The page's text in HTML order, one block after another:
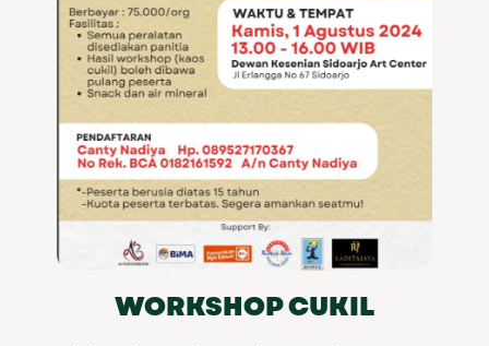
WORKSHOP CUKIL